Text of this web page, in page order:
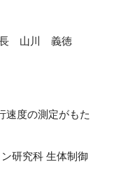
長 山川 義徳
速度の測定がもた
研究科 生体制御